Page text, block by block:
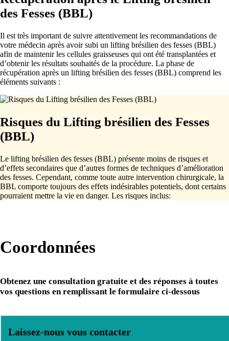
des Fesses (BBL)
Il est très important de suivre attentivement les recommandations de
votre médecin après avoir subi un lifting brésilien des fesses (BBL)
afin de maintenir les cellules graisseuses qui ont été transplantées et
d’obtenir les résultats souhaités de la procédure. La phase de
récupération après un lifting brésilien des fesses (BBL) comprend les
éléments suivants :
Risques du Lifting brésilien des Fesses
(BBL)
Le lifting brésilien des fesses (BBL) présente moins de risques et
d’effets secondaires que d’autres formes de techniques d’amélioration
des fesses. Cependant, comme toute autre intervention chirurgicale, la
BBL comporte toujours des effets indésirables potentiels, dont certains
pourraient mettre la vie en danger. Les risques inclus:
Coordonnées
Obtenez une consultation gratuite et des réponses à toutes
vos questions en remplissant le formulaire ci-dessous
Laissez-nous vous contacter